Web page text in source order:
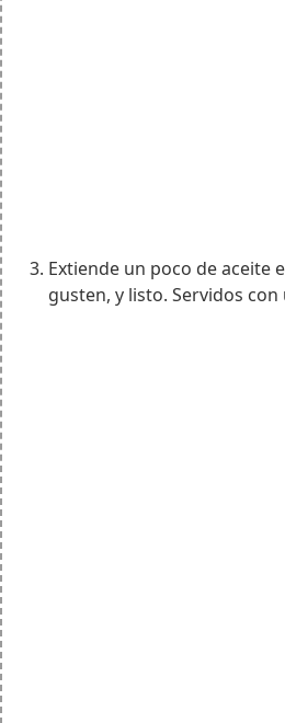
Extiende un poco de aceite
gusten, y listo. Servidos